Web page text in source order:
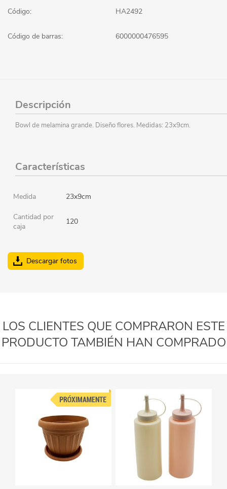
Código: HA2492
Código de barras: 6000000476595
Descripción
Bowl de melamina grande. Diseño flores. Medidas: 23x9cm.
Características
Medida 23x9cm
Cantidad por
caja
120
Descargar fotos
LOS CLIENTES QUE COMPRARON ESTE
PRODUCTO TAMBIÉN HAN COMPRADO